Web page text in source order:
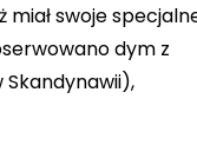
miał swoje
dym z
Skandynawii),